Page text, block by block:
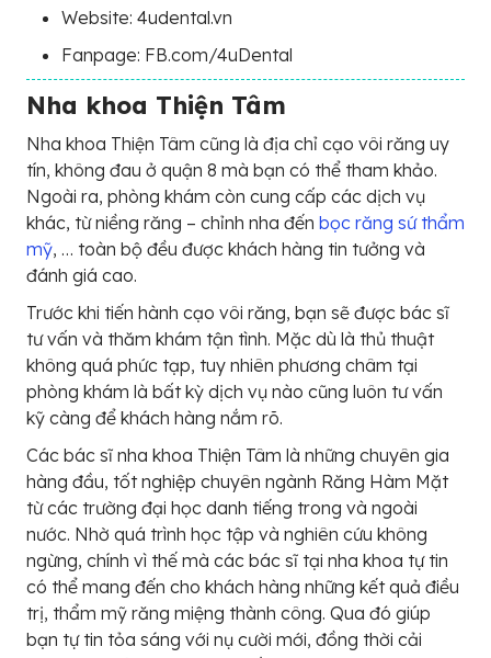
Website: 4udental.vn
Fanpage: FB.com/4uDental
Nha khoa Thiện Tâm
Nha khoa Thiện Tâm cũng là địa chỉ cạo vôi răng uy
tín, không đau ở quận 8 mà bạn có thể tham khảo.
Ngoài ra, phòng khám còn cung cấp các dịch vụ
khác, từ niềng răng – chỉnh nha đến bọc răng sứ thẩm
mỹ, … toàn bộ đều được khách hàng tin tưởng và
đánh giá cao.
Trước khi tiến hành cạo vôi răng, bạn sẽ được bác sĩ
tư vấn và thăm khám tận tình. Mặc dù là thủ thuật
không quá phức tạp, tuy nhiên phương châm tại
phòng khám là bất kỳ dịch vụ nào cũng luôn tư vấn
kỹ càng để khách hàng nắm rõ.
Các bác sĩ nha khoa Thiện Tâm là những chuyên gia
hàng đầu, tốt nghiệp chuyên ngành Răng Hàm Mặt
từ các trường đại học danh tiếng trong và ngoài
nước. Nhờ quá trình học tập và nghiên cứu không
ngừng, chính vì thế mà các bác sĩ tại nha khoa tự tin
có thể mang đến cho khách hàng những kết quả điều
trị, thẩm mỹ răng miệng thành công. Qua đó giúp
bạn tự tin tỏa sáng với nụ cười mới, đồng thời cải